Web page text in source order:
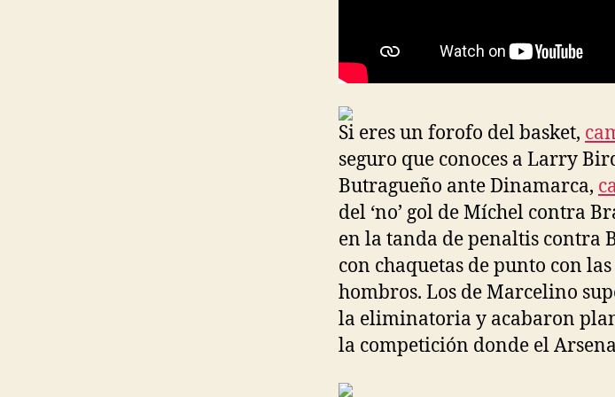
Si eres un forofo del basket,
seguro que conoces a Larry
Butragueño ante Dinamarca,
del ‘no’ gol de Míchel contra
en la tanda de penaltis contra
con chaquetas de punto con
hombros. Los de Marcelino
la eliminatoria y acabaron
la competición donde el